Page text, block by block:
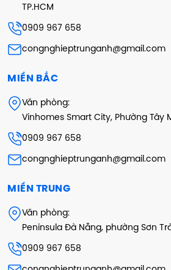
TP.HCM
0909 967 658
congnghieptrunganh@gmail.com
MIỀN BẮC
Văn phòng:
Vinhomes Smart City, Phường Tây
0909 967 658
congnghieptrunganh@gmail.com
MIỀN TRUNG
Văn phòng:
Peninsula Đà Nẵng, phường Sơn
0909 967 658